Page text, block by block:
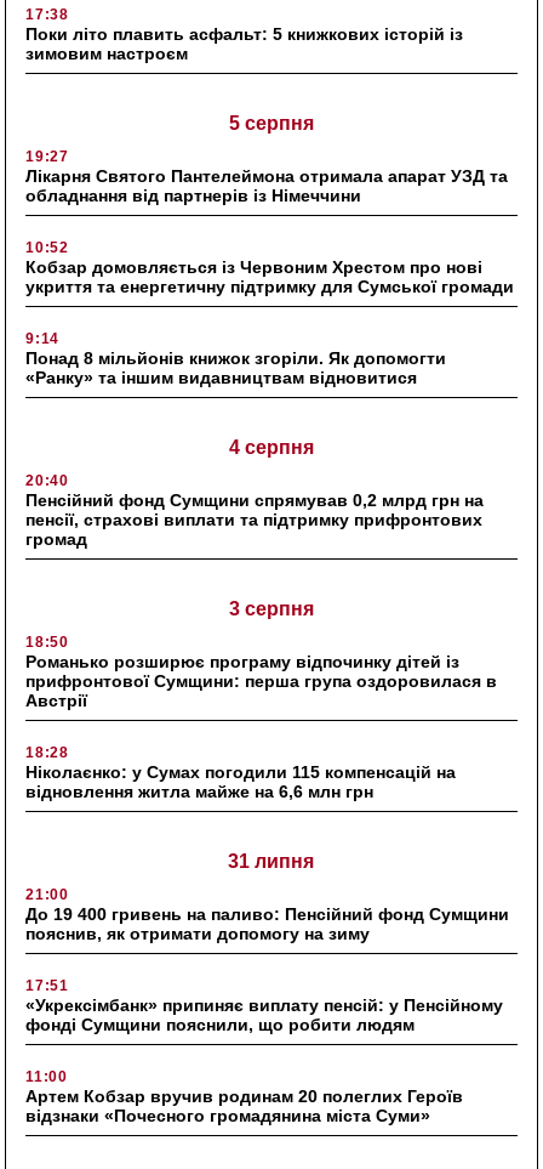
17:38
Поки літо плавить асфальт: 5 книжкових історій із
зимовим настроєм
5 серпня
19:27
Лікарня Святого Пантелеймона отримала апарат УЗД та
обладнання від партнерів із Німеччини
10:52
Кобзар домовляється із Червоним Хрестом про нові
укриття та енергетичну підтримку для Сумської громади
9:14
Понад 8 мільйонів книжок згоріли. Як допомогти
«Ранку» та іншим видавництвам відновитися
4 серпня
20:40
Пенсійний фонд Сумщини спрямував 0,2 млрд грн на
пенсії, страхові виплати та підтримку прифронтових
громад
3 серпня
18:50
Романько розширює програму відпочинку дітей із
прифронтової Сумщини: перша група оздоровилася в
Австрії
18:28
Ніколаєнко: у Сумах погодили 115 компенсацій на
відновлення житла майже на 6,6 млн грн
31 липня
21:00
До 19 400 гривень на паливо: Пенсійний фонд Сумщини
пояснив, як отримати допомогу на зиму
17:51
«Укрексімбанк» припиняє виплату пенсій: у Пенсійному
фонді Сумщини пояснили, що робити людям
11:00
Артем Кобзар вручив родинам 20 полеглих Героїв
відзнаки «Почесного громадянина міста Суми»